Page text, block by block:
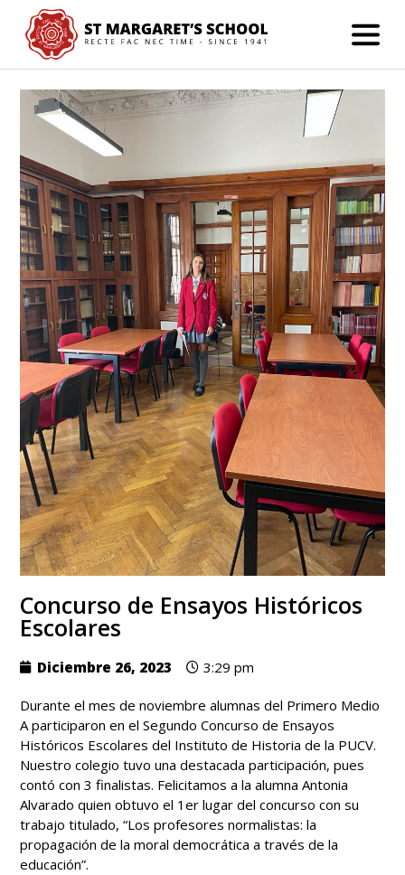
Concurso de Ensayos Históricos
Escolares
Diciembre 26, 2023 3:29 pm
Durante el mes de noviembre alumnas del Primero Medio
A participaron en el Segundo Concurso de Ensayos
Históricos Escolares del Instituto de Historia de la PUCV.
Nuestro colegio tuvo una destacada participación, pues
contó con 3 finalistas. Felicitamos a la alumna Antonia
Alvarado quien obtuvo el 1er lugar del concurso con su
trabajo titulado, “Los profesores normalistas: la
propagación de la moral democrática a través de la
educación”.